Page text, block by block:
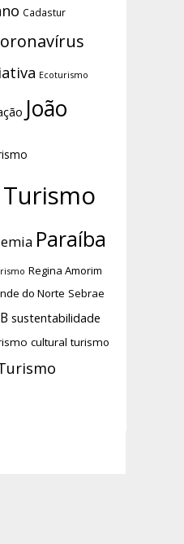
Cadastur
Ecoturismo
João
Paraíba
Regina Amorim
do Norte Sebrae
sustentabilidade
cultural turismo